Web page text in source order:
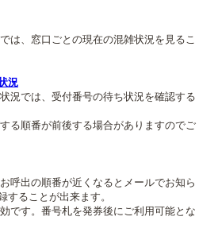
は、窓口ごとの現在の混雑状況を見るこ
況
況では、受付番号の待ち状況を確認する
る順番が前後する場合がありますのでご
呼出の順番が近くなるとメールでお知ら
することが出来ます。
です。番号札を発券後にご利用可能とな